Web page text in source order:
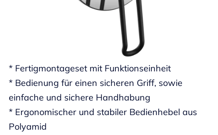
* Fertigmontageset mit Funktionseinheit
* Bedienung für einen sicheren Griff, sowie
einfache und sichere Handhabung
* Ergonomischer und stabiler Bedienhebel aus
Polyamid